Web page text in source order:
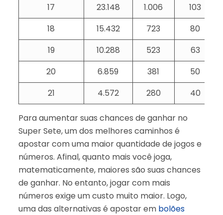
17
23.148 1.006
103
18
15.432 723
80
19
10.288 523
63
20
6.859 381
50
21
4.572 280 40
Para aumentar suas chances de ganhar no
Super Sete, um dos melhores caminhos é
apostar com uma maior quantidade de jogos e
números. Afinal, quanto mais você joga,
matematicamente, maiores são suas chances
de ganhar. No entanto, jogar com mais
números exige um custo muito maior. Logo,
uma das alternativas é apostar em bolões